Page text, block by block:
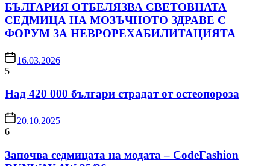
БЪЛГАРИЯ ОТБЕЛЯЗВА СВЕТОВНАТА
СЕДМИЦА НА МОЗЪЧНОТО ЗДРАВЕ С
ФОРУМ ЗА НЕВРОРЕХАБИЛИТАЦИЯТА
16.03.2026
5
Над 420 000 българи страдат от остеопороза
20.10.2025
6
Започва седмицата на модата – CodeFashion